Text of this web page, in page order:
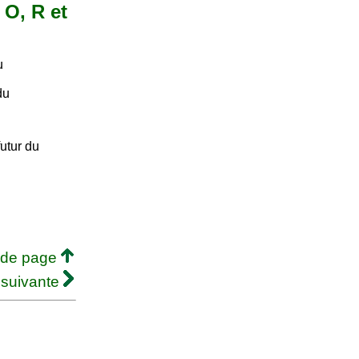
R et
du
page